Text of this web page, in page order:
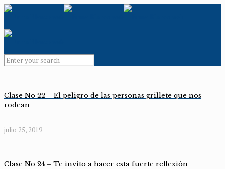
Clase No 22 – El peligro de las personas grillete que nos
rodean
julio 25, 2019
Clase No 24 – Te invito a hacer esta fuerte reflexión